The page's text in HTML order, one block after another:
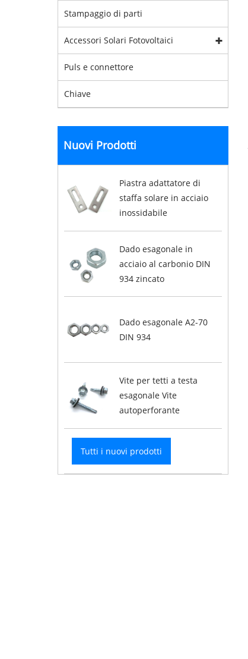
Stampaggio di parti
Accessori Solari Fotovoltaici
Puls e connettore
Chiave
Nuovi Prodotti
Piastra adattatore di
staffa solare in acciaio
inossidabile
Dado esagonale in
acciaio al carbonio DIN
934 zincato
Dado esagonale A2-70
DIN 934
Vite per tetti a testa
esagonale Vite
autoperforante
Tutti i nuovi prodotti